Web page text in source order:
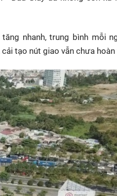
nhanh, trung bình mỗi
tạo nút giao vẫn chưa hoàn